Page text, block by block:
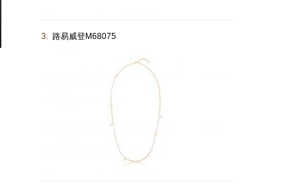
3. 路易威登M68075